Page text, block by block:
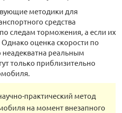
методики для
средства
следам торможения, а если их
Однако оценка скорости по
реальным
только приблизительно
практический метод
на момент внезапного